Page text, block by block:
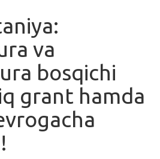
va
bosqichi
grant hamda